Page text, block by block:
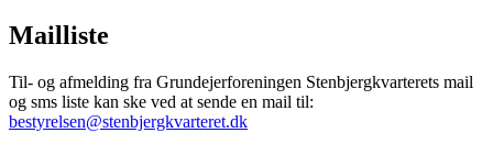
Mailliste
Til- og afmelding fra Grundejerforeningen Stenbjergkvarterets mail
og sms liste kan ske ved at sende en mail til:
bestyrelsen@stenbjergkvarteret.dk